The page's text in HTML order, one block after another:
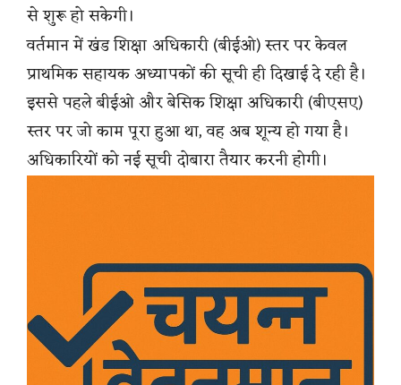
से शुरू हो सकेगी।
वर्तमान में खंड शिक्षा अधिकारी (बीईओ) स्तर पर केवल
प्राथमिक सहायक अध्यापकों की सूची ही दिखाई दे रही है।
इससे पहले बीईओ और बेसिक शिक्षा अधिकारी (बीएसए)
स्तर पर जो काम पूरा हुआ था, वह अब शून्य हो गया है।
अधिकारियों को नई सूची दोबारा तैयार करनी होगी।